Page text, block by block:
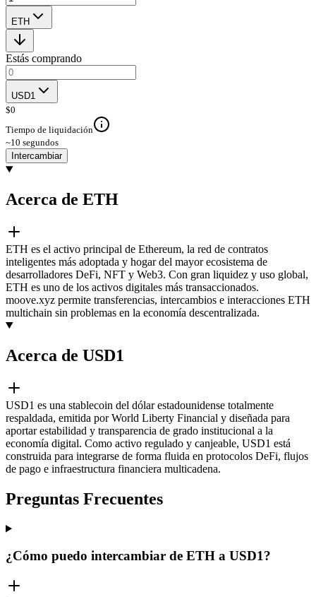
ETH
Estás comprando
USD1
$0
Tiempo de liquidación
~10 segundos
Intercambiar
Acerca de ETH
ETH es el activo principal de Ethereum, la red de contratos
inteligentes más adoptada y hogar del mayor ecosistema de
desarrolladores DeFi, NFT y Web3. Con gran liquidez y uso global,
ETH es uno de los activos digitales más transaccionados.
moove.xyz permite transferencias, intercambios e interacciones ETH
multichain sin problemas en la economía descentralizada.
Acerca de USD1
USD1 es una stablecoin del dólar estadounidense totalmente
respaldada, emitida por World Liberty Financial y diseñada para
aportar estabilidad y transparencia de grado institucional a la
economía digital. Como activo regulado y canjeable, USD1 está
construida para integrarse de forma fluida en protocolos DeFi, flujos
de pago e infraestructura financiera multicadena.
Preguntas Frecuentes
¿Cómo puedo intercambiar de ETH a USD1?